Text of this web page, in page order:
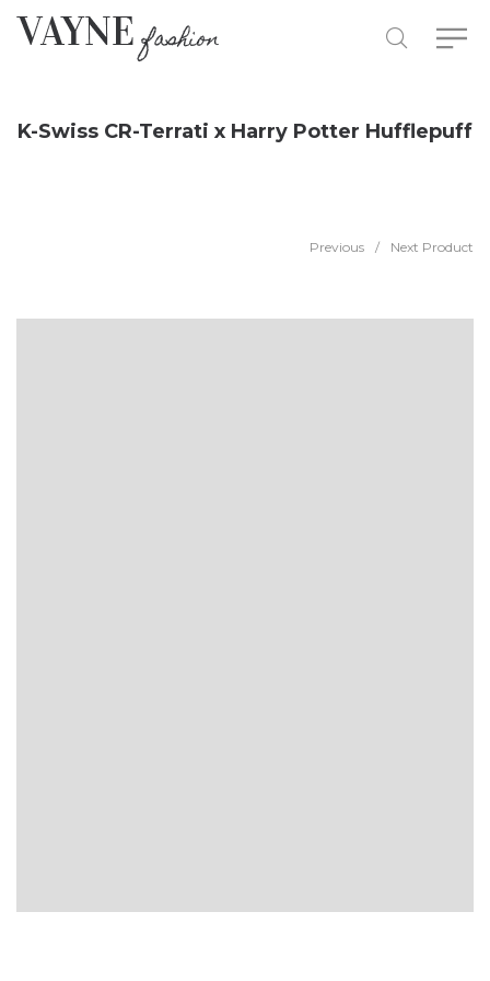
K-Swiss CR-Terrati x Harry Potter Hufflepuff
Previous / Next Product